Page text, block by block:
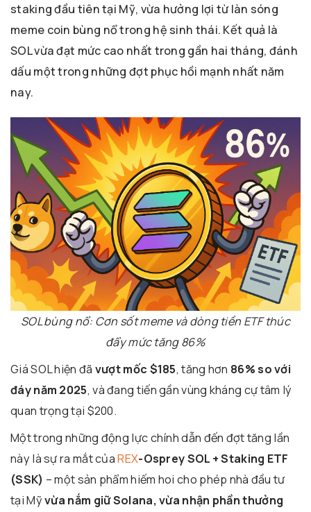
staking đầu tiên tại Mỹ, vừa hưởng lợi từ làn sóng
meme coin bùng nổ trong hệ sinh thái. Kết quả là
SOL vừa đạt mức cao nhất trong gần hai tháng, đánh
dấu một trong những đợt phục hồi mạnh nhất năm
nay.
SOL bùng nổ: Cơn sốt meme và dòng tiền ETF thúc
đẩy mức tăng 86%
Giá SOL hiện đã vượt mốc $185, tăng hơn 86% so với
đáy năm 2025, và đang tiến gần vùng kháng cự tâm lý
quan trọng tại $200.
Một trong những động lực chính dẫn đến đợt tăng lần
này là sự ra mắt củaREX-Osprey SOL + Staking ETF
(SSK) – một sản phẩm hiếm hoi cho phép nhà đầu tư
tại Mỹvừa nắm giữ Solana, vừa nhận phần thưởng